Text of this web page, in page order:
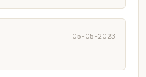
05-05-2023